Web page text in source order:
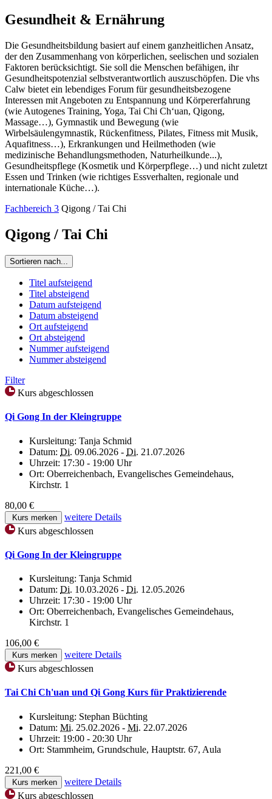
Gesundheit & Ernährung
Die Gesundheitsbildung basiert auf einem ganzheitlichen Ansatz,
der den Zusammenhang von körperlichen, seelischen und sozialen
Faktoren berücksichtigt. Sie soll die Menschen befähigen, ihr
Gesundheitspotenzial selbstverantwortlich auszuschöpfen. Die vhs
Calw bietet ein lebendiges Forum für gesundheitsbezogene
Interessen mit Angeboten zu Entspannung und Körpererfahrung
(wie Autogenes Training, Yoga, Tai Chi Ch‘uan, Qigong,
Massage…), Gymnastik und Bewegung (wie
Wirbelsäulengymnastik, Rückenfitness, Pilates, Fitness mit Musik,
Aquafitness…), Erkrankungen und Heilmethoden (wie
medizinische Behandlungsmethoden, Naturheilkunde...),
Gesundheitspflege (Kosmetik und Körperpflege…) und nicht zuletzt
Essen und Trinken (wie richtiges Essverhalten, regionale und
internationale Küche…).
Fachbereich 3 Qigong / Tai Chi
Qigong / Tai Chi
Sortieren nach...
Titel aufsteigend
Titel absteigend
Datum aufsteigend
Datum absteigend
Ort aufsteigend
Ort absteigend
Nummer aufsteigend
Nummer absteigend
Filter
Kurs abgeschlossen
Qi Gong In der Kleingruppe
Kursleitung: Tanja Schmid
Datum: Di. 09.06.2026 - Di. 21.07.2026
Uhrzeit: 17:30 - 19:00 Uhr
Ort: Oberreichenbach, Evangelisches Gemeindehaus,
Kirchstr. 1
80,00 €
Kurs merken
weitere Details
Kurs abgeschlossen
Qi Gong In der Kleingruppe
Kursleitung: Tanja Schmid
Datum: Di. 10.03.2026 - Di. 12.05.2026
Uhrzeit: 17:30 - 19:00 Uhr
Ort: Oberreichenbach, Evangelisches Gemeindehaus,
Kirchstr. 1
106,00 €
Kurs merken
weitere Details
Kurs abgeschlossen
Tai Chi Ch'uan und Qi Gong Kurs für Praktizierende
Kursleitung: Stephan Büchting
Datum: Mi. 25.02.2026 - Mi. 22.07.2026
Uhrzeit: 19:00 - 20:30 Uhr
Ort: Stammheim, Grundschule, Hauptstr. 67, Aula
221,00 €
Kurs merken
weitere Details
Kurs abgeschlossen